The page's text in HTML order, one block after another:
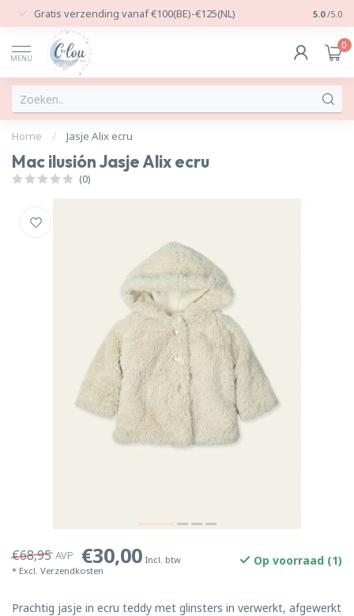
Gratis verzending vanaf €100(BE)-€125(NL) 24/7
5.0 /5.0
MENU
0
Home / Jasje Alix ecru
Mac ilusión Jasje Alix ecru
(0)
€68,95 AVP €30,00 Incl. btw
* Excl. Verzendkosten
Op voorraad (1)
Prachtig jasje in ecru teddy met glinsters in verwerkt, afgewerkt